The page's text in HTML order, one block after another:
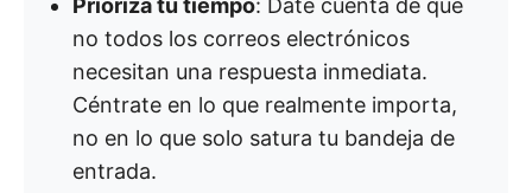
Prioriza tu tiempo: Date cuenta de que
no todos los correos electrónicos
necesitan una respuesta inmediata.
Céntrate en lo que realmente importa,
no en lo que solo satura tu bandeja de
entrada.